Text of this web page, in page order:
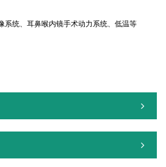
系统、耳鼻喉内镜手术动力系统、低温等